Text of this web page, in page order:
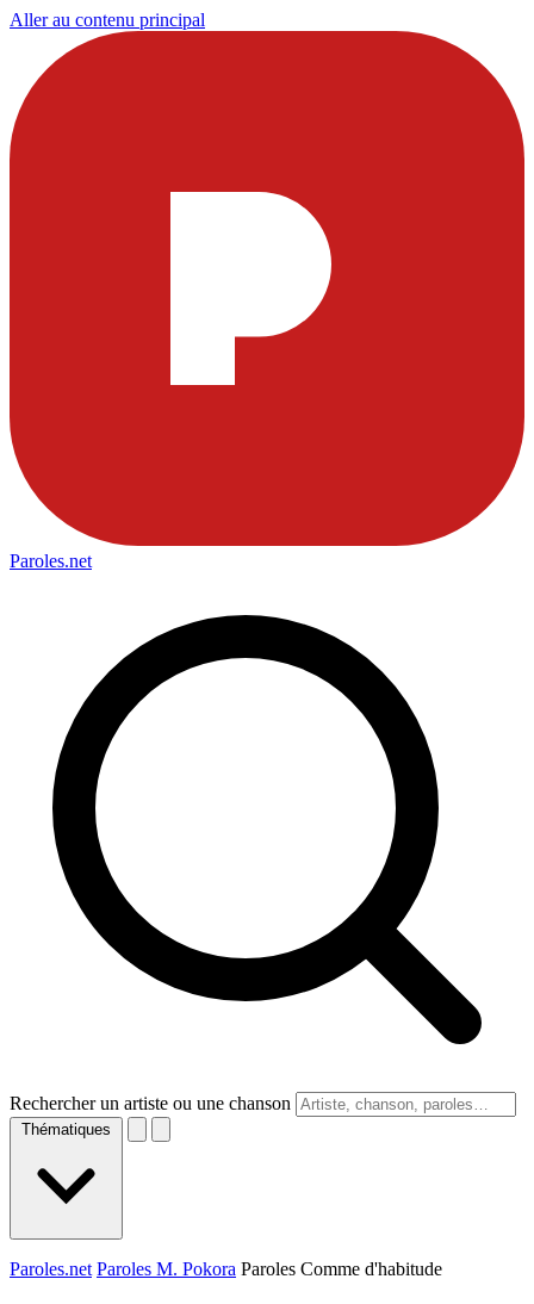
Aller au contenu principal
Paroles.net
Rechercher un artiste ou une chanson
Thématiques
Paroles.net Paroles M. Pokora Paroles Comme d'habitude